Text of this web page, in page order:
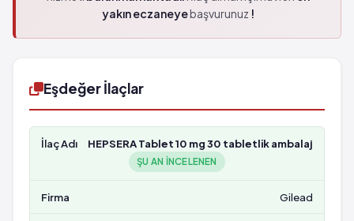
yakın eczaneyebaşvurunuz !
Eşdeğer İlaçlar
HEPSERA Tablet 10 mg 30 tabletlik ambalaj
ŞU AN INCELENEN
Gilead